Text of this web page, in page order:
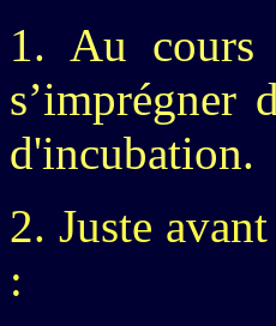
1. Au cours
s’imprégner
d'incubation.
2. Juste
: